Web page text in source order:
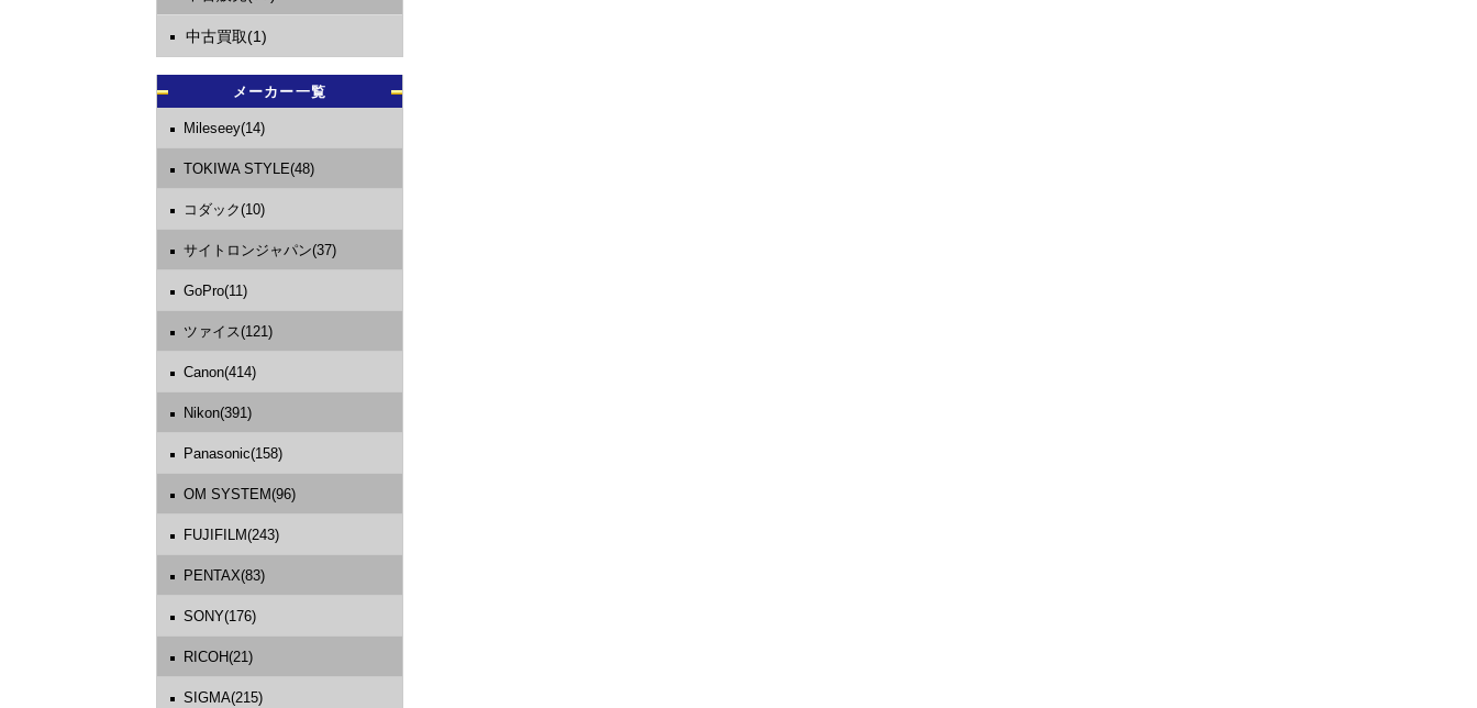
中古買取(1)
メーカー一覧
Mileseey(14)
TOKIWA STYLE(48)
コダック(10)
サイトロンジャパン(37)
GoPro(11)
ツァイス(121)
Canon(414)
Nikon(391)
Panasonic(158)
OM SYSTEM(96)
FUJIFILM(243)
PENTAX(83)
SONY(176)
RICOH(21)
SIGMA(215)